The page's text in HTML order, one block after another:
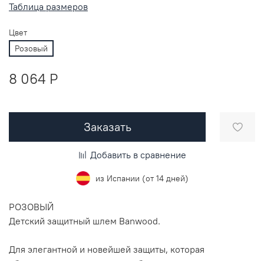
Таблица размеров
Цвет
Розовый
8 064 P
Заказать
Добавить в сравнение
из Испании (от 14 дней)
РОЗОВЫЙ
Детский защитный шлем Banwood.
Для элегантной и новейшей защиты, которая